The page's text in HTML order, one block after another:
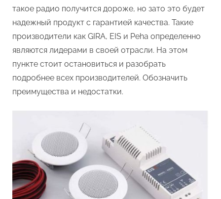
такое радио получится дороже, но зато это будет
надежный продукт с гарантией качества. Такие
производители как GIRA, EIS и Peha определенно
являются лидерами в своей отрасли. На этом
пункте стоит остановиться и разобрать
подробнее всех производителей. Обозначить
преимущества и недостатки.